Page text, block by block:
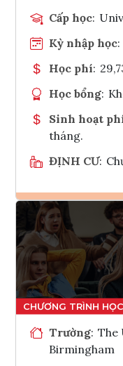
Cấp học:
Kỳ nhập học:
Học phí:
Học bổng:
Sinh hoạt
tháng.
ĐỊNH CƯ:
Trường: The
Birmingham